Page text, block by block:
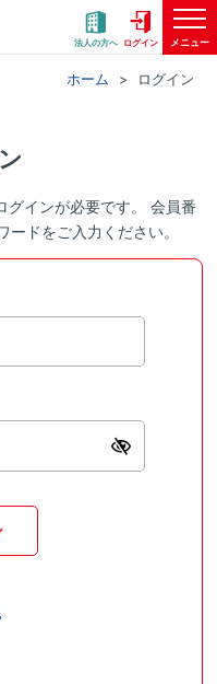
法人の方へ ログイン メニュー
ホーム ログイン
グインが必要です。 会員番
ドをご入力ください。